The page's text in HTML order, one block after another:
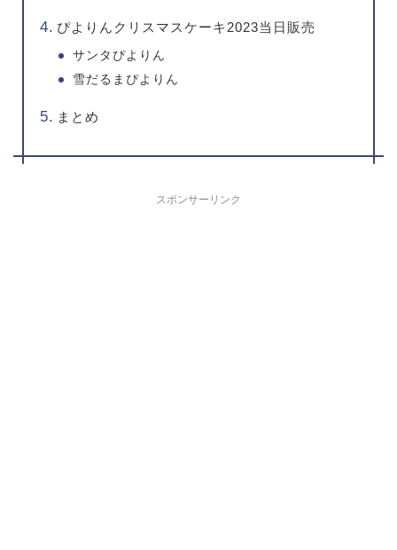
ぴよりんクリスマスケーキ2023当日販売
サンタぴよりん
雪だるまぴよりん
まとめ
スポンサーリンク